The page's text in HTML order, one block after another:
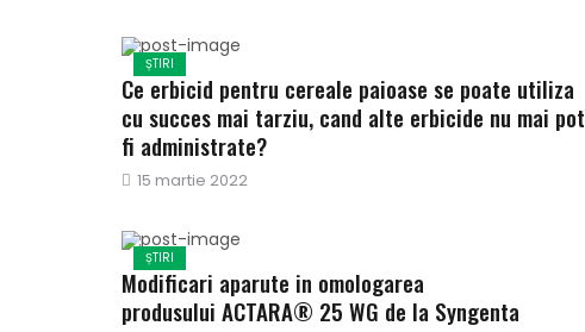
ȘTIRI
Ce erbicid pentru cereale paioase se poate utiliza
cu succes mai tarziu, cand alte erbicide nu mai pot
fi administrate?
Publicat
15 martie 2022
ȘTIRI
Modificari aparute in omologarea
produsului ACTARA® 25 WG de la Syngenta